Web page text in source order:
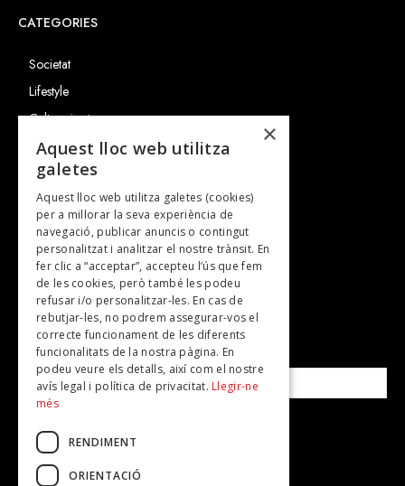
CATEGORIES
Societat
Lifestyle
Cultura i art
Entrevistes
Gastronomia
TV
Plans per fer
Revistes
SUBSCRIU-TE A LA NOSTRA NEWSLETTER!
Correu electrònic*
Accepto lapolítica de privacitat
×
Aquest lloc web utilitza
galetes
Aquest lloc web utilitza galetes (cookies)
per a millorar la seva experiència de
navegació, publicar anuncis o contingut
personalitzat i analitzar el nostre trànsit. En
fer clic a “acceptar”, accepteu l’ús que fem
de les cookies, però també les podeu
refusar i/o personalitzar-les. En cas de
rebutjar-les, no podrem assegurar-vos el
correcte funcionament de les diferents
funcionalitats de la nostra pàgina. En
podeu veure els detalls, així com el nostre
avís legal i política de privacitat. Llegir-ne
més
RENDIMENT
ORIENTACIÓ